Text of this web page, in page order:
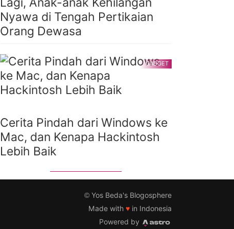
Nyawa di Tengah Pertikaian
Orang Dewasa
GADGET
Cerita Pindah dari Windows ke
Mac, dan Kenapa Hackintosh
Lebih Baik
© Yos Beda's Blogosphere
Made with ♥ in Indonesia
Powered by